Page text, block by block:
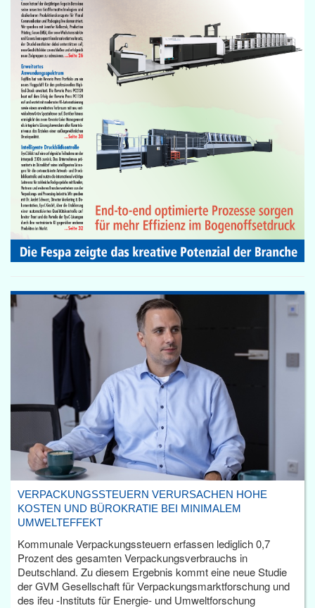
VERPACKUNGSSTEUERN VERURSACHEN HOHE
KOSTEN UND BÜROKRATIE BEI MINIMALEM
UMWELTEFFEKT
Kommunale Verpackungssteuern erfassen lediglich 0,7
Prozent des gesamten Verpackungsverbrauchs in
Deutschland. Zu diesem Ergebnis kommt eine neue Studie
der GVM Gesellschaft für Verpackungsmarktforschung und
des ifeu -Instituts für Energie- und Umweltforschung